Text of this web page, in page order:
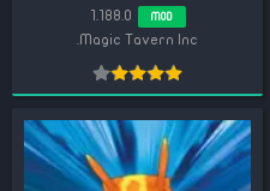
اصدار}MOD
1.188.0
Magic Tavern Inc.